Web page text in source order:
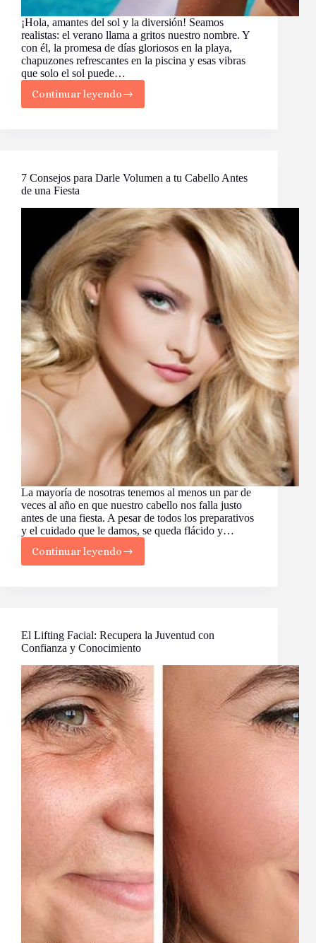
¡Hola, amantes del sol y la diversión! Seamos
realistas: el verano llama a gritos nuestro nombre. Y
con él, la promesa de días gloriosos en la playa,
chapuzones refrescantes en la piscina y esas vibras
que solo el sol puede…
Continuar leyendo
Cómo
Proteger
Solar
7 Consejos para Darle Volumen a tu Cabello Antes
de una Fiesta
La mayoría de nosotras tenemos al menos un par de
veces al año en que nuestro cabello nos falla justo
antes de una fiesta. A pesar de todos los preparativos
y el cuidado que le damos, se queda flácido y…
Continuar leyendo
7
Consejos
tu
Cabello
de
una
Fiesta
El Lifting Facial: Recupera la Juventud con
Confianza y Conocimiento